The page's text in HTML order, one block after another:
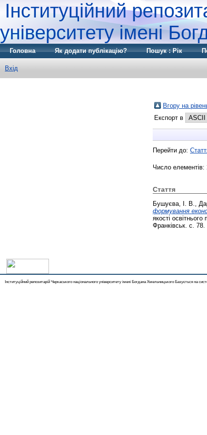
Інституційний
університету імені
Головна Як додати публікацію? Пошук : Рік
Вхід
Вгору на
Експорт в
Перейти до:
Число елементів:
Стаття
Бушуєва, І. В.
формування
якості
Франківськ. с. 78.
Інституційний репозитарій Черкаського національного університету імені Богдана Хмельницького Базується на